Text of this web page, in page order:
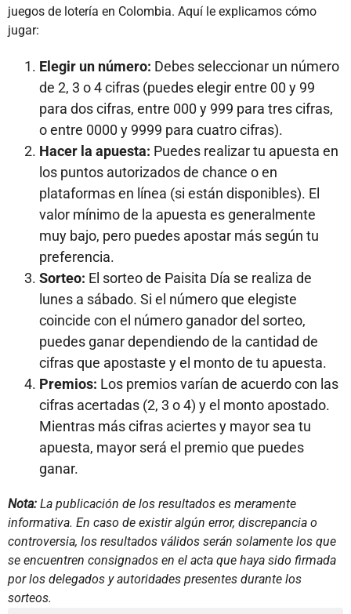
juegos de lotería en Colombia. Aquí le explicamos cómo
jugar:
Elegir un número: Debes seleccionar un número
de 2, 3 o 4 cifras (puedes elegir entre 00 y 99
para dos cifras, entre 000 y 999 para tres cifras,
o entre 0000 y 9999 para cuatro cifras).
Hacer la apuesta: Puedes realizar tu apuesta en
los puntos autorizados de chance o en
plataformas en línea (si están disponibles). El
valor mínimo de la apuesta es generalmente
muy bajo, pero puedes apostar más según tu
preferencia.
Sorteo: El sorteo de Paisita Día se realiza de
lunes a sábado. Si el número que elegiste
coincide con el número ganador del sorteo,
puedes ganar dependiendo de la cantidad de
cifras que apostaste y el monto de tu apuesta.
Premios: Los premios varían de acuerdo con las
cifras acertadas (2, 3 o 4) y el monto apostado.
Mientras más cifras aciertes y mayor sea tu
apuesta, mayor será el premio que puedes
ganar.
Nota: La publicación de los resultados es meramente
informativa. En caso de existir algún error, discrepancia o
controversia, los resultados válidos serán solamente los que
se encuentren consignados en el acta que haya sido firmada
por los delegados y autoridades presentes durante los
sorteos.